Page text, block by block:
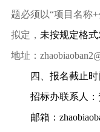
题必须以“项目名称+
拟定， 未按规定格
地址：
四、报名截止时
招标办联系人：
邮箱：